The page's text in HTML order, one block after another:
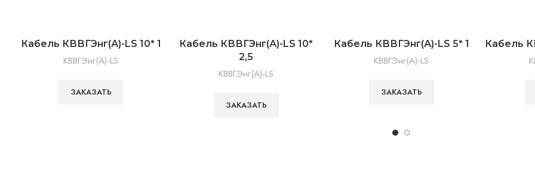
Кабель КВВГЭнг(А)-LS 10* 1
КВВГЭнг(А)-LS
ЗАКАЗАТЬ
Кабель КВВГЭнг(А)-LS 10*
2,5
КВВГЭнг(А)-LS
ЗАКАЗАТЬ
Кабель КВВГЭнг(А)-LS 5* 1
КВВГЭнг(А)-LS
ЗАКАЗАТЬ
Кабель